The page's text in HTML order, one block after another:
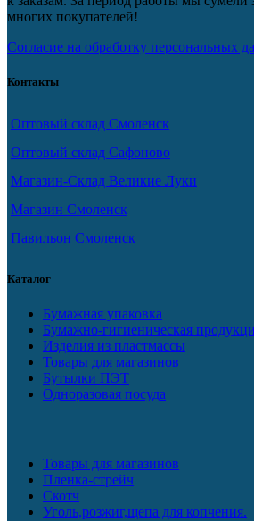
многих покупателей!
Согласие на обработку персональных
Контакты
Оптовый склад Смоленск
Оптовый склад Сафоново
Магазин-Склад Великие Луки
Магазин Смоленск
Павильон Смоленск
Каталог
Бумажная упаковка
Бумажно-гигиеническая
Изделия из пластмассы
Товары для магазинов
Бутылки ПЭТ
Одноразовая посуда
Товары для магазинов
Пленка-стрейч
Скотч
Уголь,розжиг,щепа для копчения.